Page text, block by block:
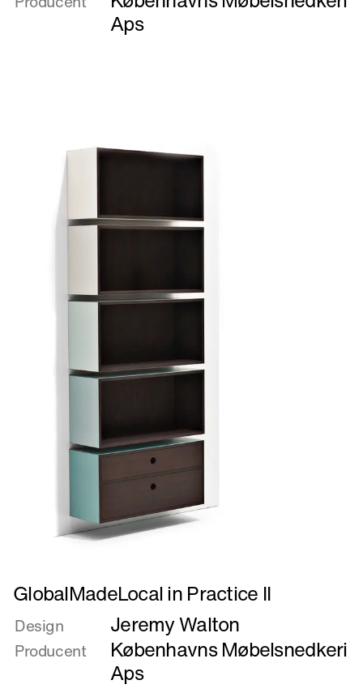
in
Aps
Læs
mere
om
GlobalMadeLocal
in
GlobalMadeLocal in Practice II
Design Jeremy Walton
Producent
Københavns Møbelsnedkeri
Aps